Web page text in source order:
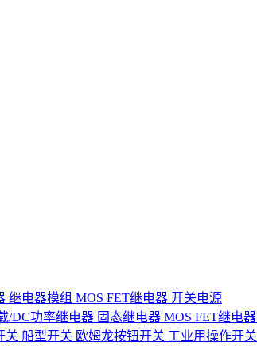
继电器模组 MOS FET继电器 开关电源
/DC功率继电器 固态继电器 MOS FET继电器
关 船型开关 欧姆龙按钮开关 工业用操作开关